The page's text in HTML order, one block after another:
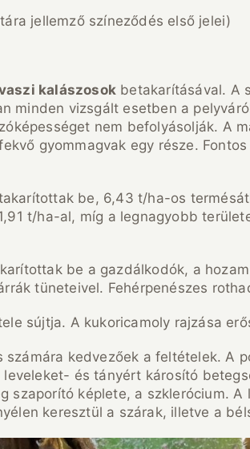
jellemző színeződés első jelei)
kalászosok betakarításával. A
minden vizsgált esetben a
nem befolyásolják. A
gyommagvak egy része.
be, 6,43 t/ha-os
t/ha-al, míg a legnagyobb
be a gazdálkodók, a
tüneteivel. Fehérpenészes
sújtja. A kukoricamoly rajzása
számára kedvezőek a feltételek. A
és tányért károsító
szaporító képlete, a szklerócium.
keresztül a szárak, illetve a